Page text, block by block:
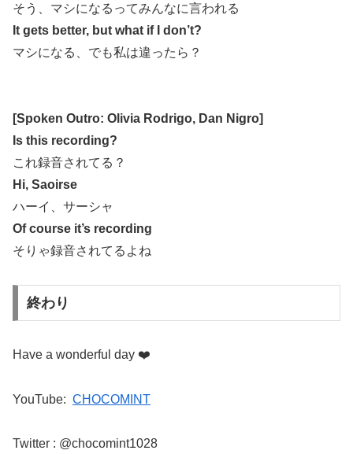
そう、マシになるってみんなに言われる
It gets better, but what if I don’t?
マシになる、でも私は違ったら？
[Spoken Outro: Olivia Rodrigo, Dan Nigro]
Is this recording?
これ録音されてる？
Hi, Saoirse
ハーイ、サーシャ
Of course it’s recording
そりゃ録音されてるよね
終わり
Have a wonderful day ❤️
YouTube: CHOCOMINT
Twitter : @chocomint1028